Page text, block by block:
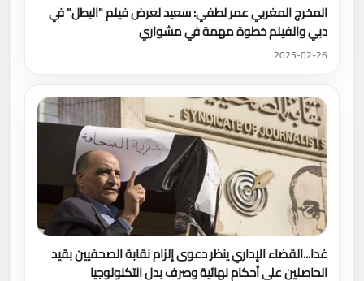
المخرج المغربي عمر لطفي: سعيد لعرض فيلم "البطل" في
دبي والفيلم خطوة مهمة في مشواري
2025-02-26
غدا...القضاء الإداري ينظر دعوى إلزام نقابة الصحفيين بقيد
الحاصلين على أحكام نهائية وصرف بدل التكنولوجيا